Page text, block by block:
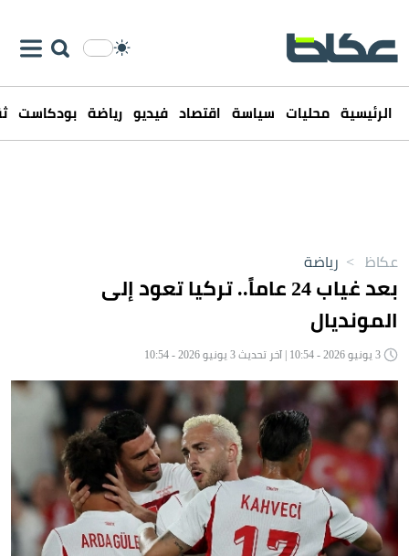
الرئيسية محليات سياسة اقتصاد فيديو رياضة بودكاست
عكاظ > رياضة
بعد غياب 24 عاماً.. تركيا تعود إلى
المونديال